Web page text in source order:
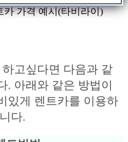
카 가격 예시(타비라이)
고싶다면 다음과 같
. 아래와 같은 방법이
있게 렌트카를 이용하
다.